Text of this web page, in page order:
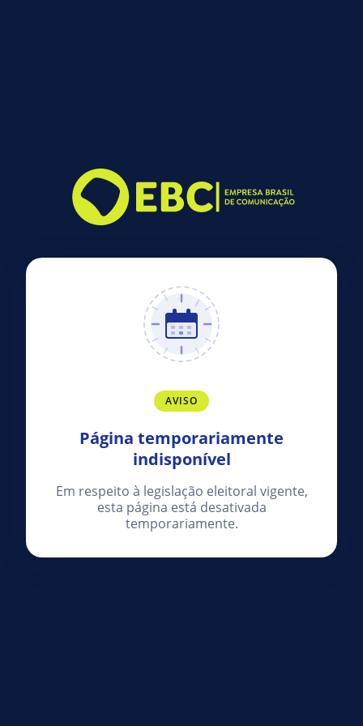
AVISO
Página temporariamente
indisponível
Em respeito à legislação eleitoral vigente,
esta página está desativada
temporariamente.